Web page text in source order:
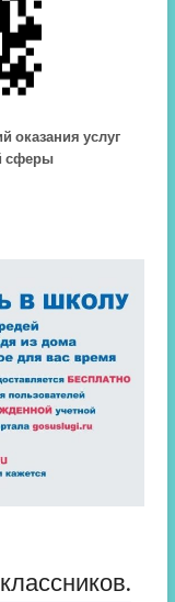
оказания услуг
сферы